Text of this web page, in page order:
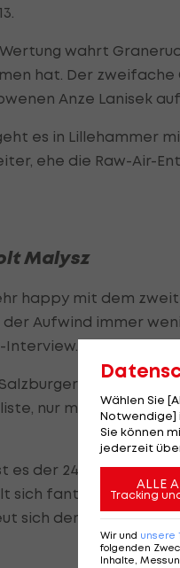
wahrt
hat. Der
Anze Lanisek
es in Lillehammer
ehe die Raw-Air-
Malysz
happy mit dem
der Aufwind immer
Interview.
überholt mit
nur mehr der
es der 24. Weltcup-
sich fantastisch an,
sich der 26-Jährige,
Wählen Sie
Notwendige]
Sie können
jederzeit
ALLE
Tracking
Wir und unsere
folgenden
Inhalte,